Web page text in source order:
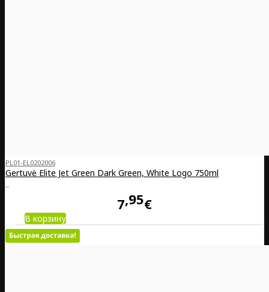
PL01-EL0202006
Gertuvė Elite Jet Green Dark Green, White Logo 750ml
..
7 95€
В корзину